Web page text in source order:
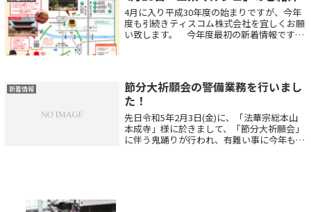
4月に入り平成30年度の始まりですが、今年
度も引続きティスコム株式会社を宜しくお願
い致します。 今年度最初の新着情報です
三...
新着情報
節分大祈願会の警備業務を行いまし
た！
先日令和5年2月3日(金)に、「法華宗総本山
本成寺」様に於きまして、「節分大祈願会」
に伴う鬼踊りが行われ、有難い事に今年も駐